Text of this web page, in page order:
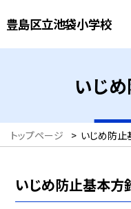
豊島区立池袋小学校
いじ
トップページ > いじめ防止
いじめ防止基本方